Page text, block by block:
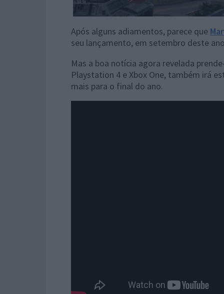
Após alguns adiamentos, parece que
seu lançamento, em setembro deste
Mas a boa notícia agora revelada
Playstation 4 e Xbox One, também irá
mais para o final do ano.